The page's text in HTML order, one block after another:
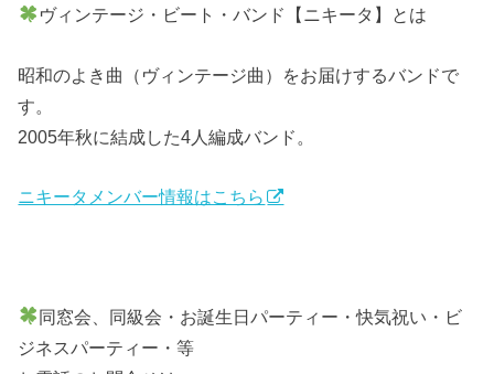
ヴィンテージ・ビート・バンド【ニキータ】とは
昭和のよき曲（ヴィンテージ曲）をお届けするバンドで
す。
2005年秋に結成した4人編成バンド。
ニキータメンバー情報はこちら
同窓会、同級会・お誕生日パーティー・快気祝い・ビ
ジネスパーティー・等